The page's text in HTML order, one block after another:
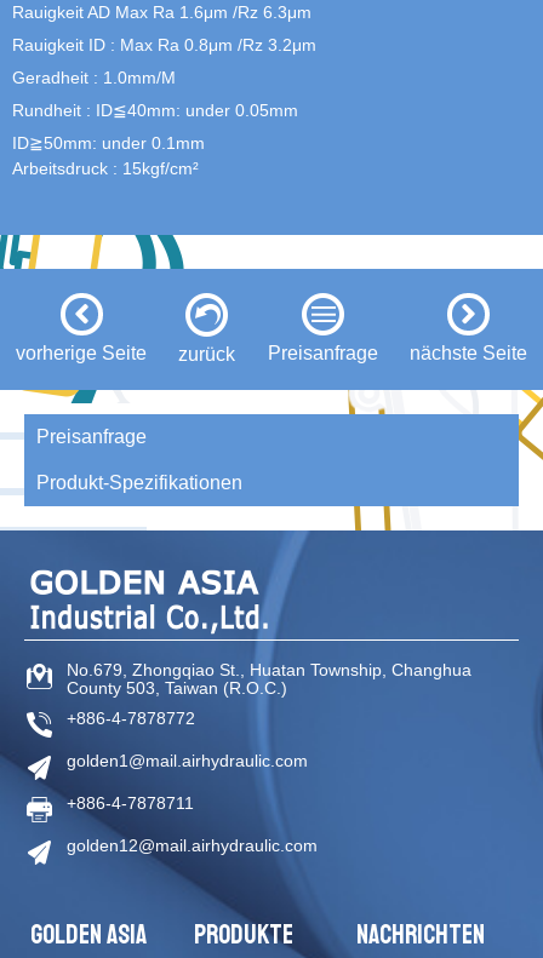
Rauigkeit AD Max Ra 1.6μm /Rz 6.3μm
Rauigkeit ID : Max Ra 0.8μm /Rz 3.2μm
Geradheit : 1.0mm/M
Rundheit : ID≦40mm: under 0.05mm
ID≧50mm: under 0.1mm
Arbeitsdruck : 15kgf/cm²
vorherige Seite zurück Preisanfrage nächste Seite
Preisanfrage
Produkt-Spezifikationen
No.679, Zhongqiao St Huatan Township Changhua
County 503 Taiwan (R.O.C.)
+886-4-7878772
golden1@mail.airhydraulic.com
+886-4-7878711
golden12@mail.airhydraulic.com
GOLDEN ASIA PRODUKTE NACHRICHTEN